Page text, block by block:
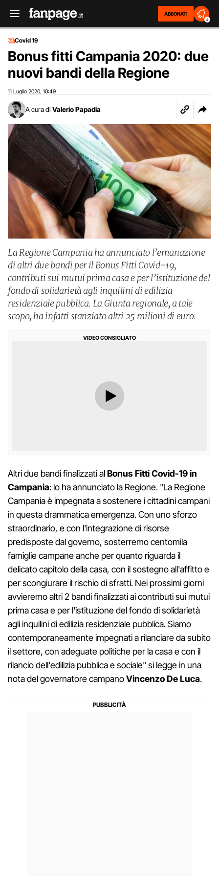
ABBONATI
2
Covid 19
Bonus fitti Campania 2020: due
nuovi bandi della Regione
11 Luglio 2020 10:49
A cura di Valerio Papadia
La Regione Campania ha annunciato l’emanazione
di altri due bandi per il Bonus Fitti Covid-19,
contributi sui mutui prima casa e per l’istituzione del
fondo di solidarietà agli inquilini di edilizia
residenziale pubblica. La Giunta regionale, a tale
scopo, ha infatti stanziato altri 25 milioni di euro.
VIDEO CONSIGLIATO
Altri due bandi finalizzati alBonus Fitti Covid-19 in
Campania: lo ha annunciato la Regione. "La Regione
Campania è impegnata a sostenere i cittadini campani
in questa drammatica emergenza. Con uno sforzo
straordinario, e con l'integrazione di risorse
predisposte dal governo, sosterremo centomila
famiglie campane anche per quanto riguarda il
delicato capitolo della casa, con il sostegno all'affitto e
per scongiurare il rischio di sfratti. Nei prossimi giorni
avvieremo altri 2 bandi finalizzati ai contributi sui mutui
prima casa e per l'istituzione del fondo di solidarietà
agli inquilini di edilizia residenziale pubblica. Siamo
contemporaneamente impegnati a rilanciare da subito
il settore, con adeguate politiche per la casa e con il
rilancio dell'edilizia pubblica e sociale" si legge in una
nota del governatore campanoVincenzo De Luca.